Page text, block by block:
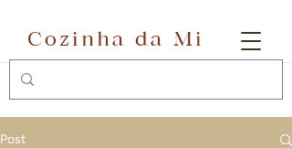
Cozinha da Mi
Post